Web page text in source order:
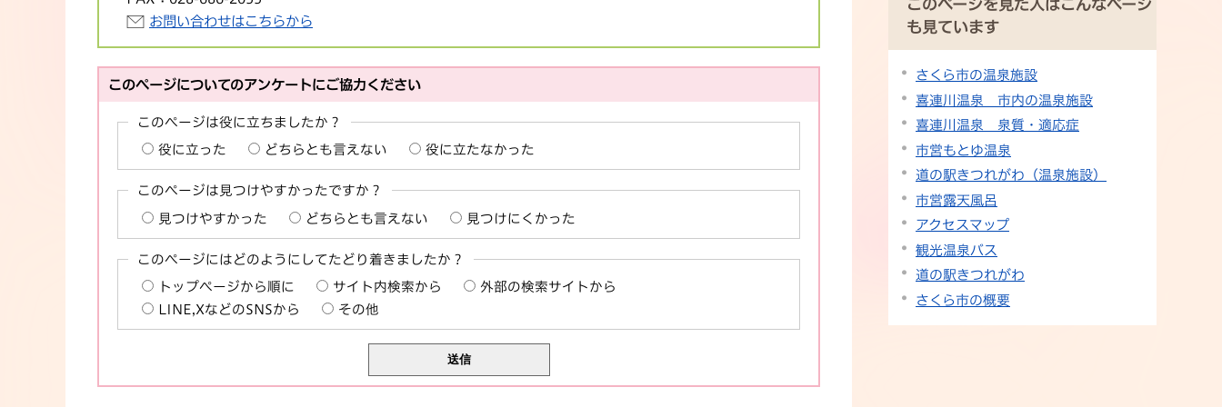
お問い合わせはこちらから
このページについてのアンケートにご協力ください
このページは役に立ちましたか？
役に立った どちらとも言えない 役に立たなかった
このページは見つけやすかったですか？
見つけやすかった どちらとも言えない 見つけにくかった
このページにはどのようにしてたどり着きましたか？
トップページから順に サイト内検索から
外部の検索サイトから
LINE,XなどのSNSから
その他
このページを見た人はこんなページ
も見ています
さくら市の温泉施設
喜連川温泉 市内の温泉施設
喜連川温泉 泉質・適応症
市営もとゆ温泉
道の駅きつれがわ（温泉施設）
市営露天風呂
アクセスマップ
観光温泉バス
道の駅きつれがわ
さくら市の概要